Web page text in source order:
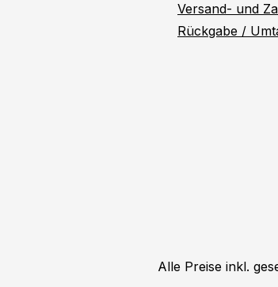
Versand- und
Rückgabe /
Alle Preise inkl.